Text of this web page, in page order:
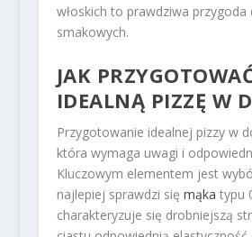
włoskich to prawdziwa przygoda
smakowych.
JAK
IDEALNĄ PIZZĘ W
Przygotowanie idealnej pizzy w
która wymaga uwagi i
Kluczowym elementem jest
najlepiej sprawdzi się mąka typu
charakteryzuje się drobniejszą